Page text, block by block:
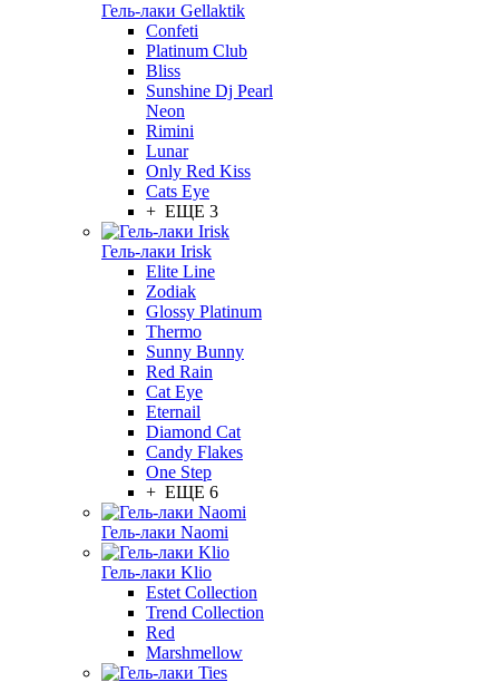
Гель-лаки Gellaktik
Confeti
Platinum Club
Bliss
Sunshine Dj Pearl
Neon
Rimini
Lunar
Only Red Kiss
Cats Eye
+ ЕЩЕ 3
Гель-лаки Irisk
Elite Line
Zodiak
Glossy Platinum
Thermo
Sunny Bunny
Red Rain
Cat Eye
Eternail
Diamond Cat
Candy Flakes
One Step
+ ЕЩЕ 6
Гель-лаки Naomi
Гель-лаки Klio
Estet Collection
Trend Collection
Red
Marshmellow